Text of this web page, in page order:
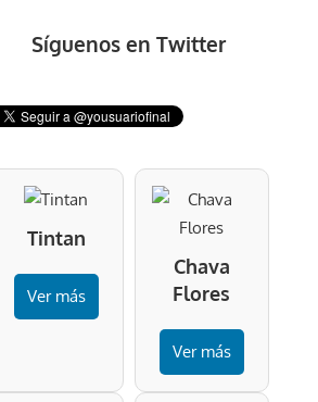
Síguenos en Twitter
Tintan
Ver más
Chava
Flores
Ver más